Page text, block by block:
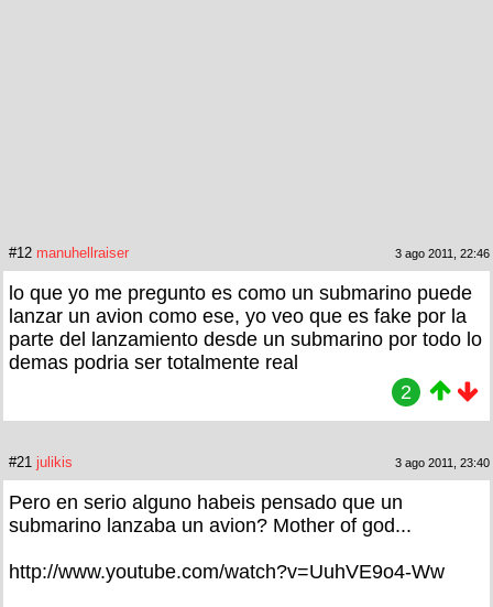
#12 manuhellraiser 3 ago 2011, 22:46
lo que yo me pregunto es como un submarino puede
lanzar un avion como ese, yo veo que es fake por la
parte del lanzamiento desde un submarino por todo lo
demas podria ser totalmente real
2
#21 julikis 3 ago 2011, 23:40
Pero en serio alguno habeis pensado que un
submarino lanzaba un avion? Mother of god...
http://www.youtube.com/watch?v=UuhVE9o4-Ww